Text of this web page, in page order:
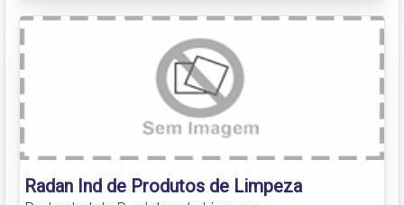
Radan Ind de Produtos de Limpeza